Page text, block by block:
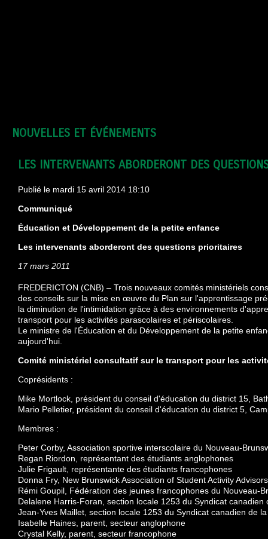
NOUVELLES ET ÉVÉNEMENTS
LES INTERVENANTS ABORDERONT DES
Publié le mardi 15 avril 2014 18:10
Communiqué
Éducation et Développement de la petite enfance
Les intervenants aborderont des questions prioritaires
17 mars 2011
FREDERICTON (CNB) – Trois nouveaux comités ministériels
des conseils sur la mise en œuvre du Plan sur l'apprentissage
la diminution de l'intimidation grâce à des environnements
transport pour les activités parascolaires et périscolaires.
Le ministre de l'Éducation et du Développement de la petite
aujourd'hui.
Comité ministériel consultatif sur le transport pour les
Coprésidents :
Mike Mortlock, président du conseil d'éducation du district 15,
Mario Pelletier, président du conseil d'éducation du district 5,
Membres :
Peter Corby, Association sportive interscolaire du Nouveau-
Regan Riordon, représentant des étudiants anglophones
Julie Frigault, représentante des étudiants francophones
Donna Fry, New Brunswick Association of Student Activity
Rémi Goupil, Fédération des jeunes francophones du Nouveau-
Delalene Harris-Foran, section locale 1253 du Syndicat canadien
Jean-Yves Maillet, section locale 1253 du Syndicat canadien de
Isabelle Haines, parent, secteur anglophone
Crystal Kelly, parent, secteur francophone